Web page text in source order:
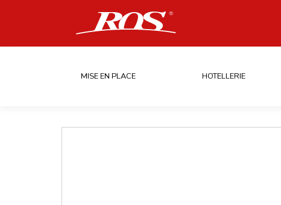
MISE EN PLACE HOTELLERIE